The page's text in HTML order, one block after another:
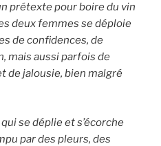
prétexte pour boire du vin
deux femmes se déploie
de confidences, de
mais aussi parfois de
de jalousie, bien malgré
se déplie et s’écorche
par des pleurs, des